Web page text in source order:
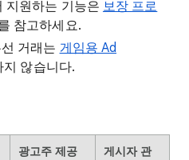
지원하는 기능은 보장 프로
참고하세요.
거래는 게임용 Ad
지 않습니다.
광고주 제공
게시자 관